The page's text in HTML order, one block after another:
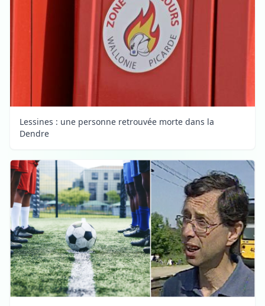
Lessines : une personne retrouvée morte dans la
Dendre